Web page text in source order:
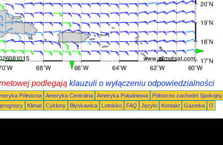
podlegają klauzuli o wyłączeniu odpowiedzialności
Północna Ameryka Centralna Ameryka Południowa Północno zachodni Spokojny
Klimat Cyklony Błyskawica Lotnisko FAQ Języki Kontakt Gazetka O